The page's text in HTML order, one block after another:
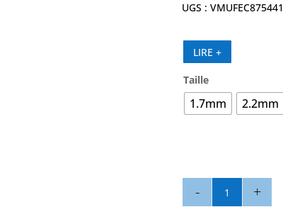
UGS : VMUFEC875441
LIRE +
Taille
1.7mm 2.2mm